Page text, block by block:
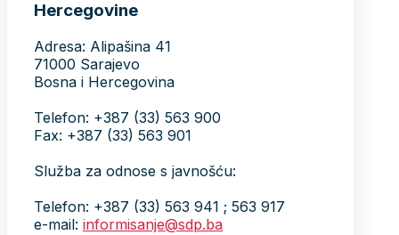
Hercegovine
Adresa: Alipašina 41
71000 Sarajevo
Bosna i Hercegovina
Telefon: +387 (33) 563 900
Fax: +387 (33) 563 901
Služba za odnose s javnošću:
Telefon: +387 (33) 563 941 ; 563 917
e-mail: informisanje@sdp.ba